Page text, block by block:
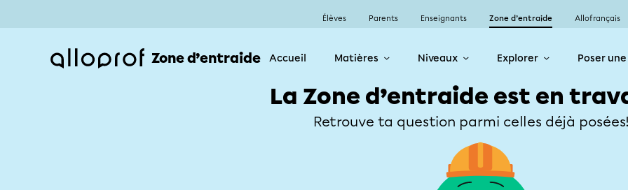
Élèves Parents Enseignants Zone d’entraide Allofrançais
Zone d’entraide Accueil Matières Niveaux Explorer Poser
La Zone d’entraide est en
Retrouve ta question parmi celles déjà posées!